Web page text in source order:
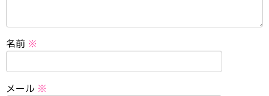
名前 ※
メール ※